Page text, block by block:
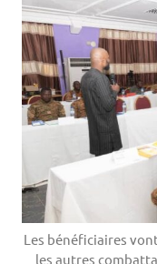
Les bénéficiaires
les autres